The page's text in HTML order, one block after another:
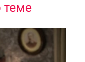
теме